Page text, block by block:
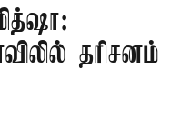
தரிசனம்